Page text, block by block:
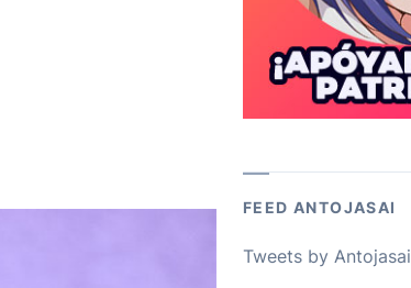
FEED ANTOJASAI
Tweets by Antojasai